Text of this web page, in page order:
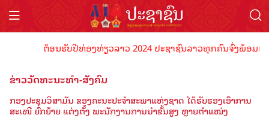
ຕ້ອນຮັບປີທ່ອງທ່ຽວລາວ 2024 ປະຊາຊົນລາວທຸກຄົນຈົ່ງພ້ອມເປັ
ຂ່າວວັດທະນະທຳ-ສັງຄົມ
ກອງປະຊຸມວິສາມັນ ຂອງຄະນະປະຈຳສະພາແຫ່ງຊາດ ໄດ້ຮັບຮອງເອົາການ
ສະເໜີ ຍົກຍ້າຍ ແຕ່ງຕັ້ງ ພະນັກງານການນຳຂັ້ນສູງ ຫຼາຍຕຳແໜ່ງ